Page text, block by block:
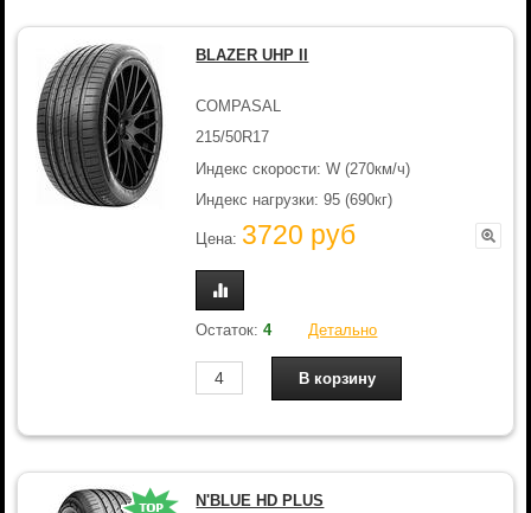
BLAZER UHP II
COMPASAL
215/50R17
Индекс скорости: W (270км/ч)
Индекс нагрузки: 95 (690кг)
Цена: 3720 руб
Остаток:4 Детально
N'BLUE HD PLUS